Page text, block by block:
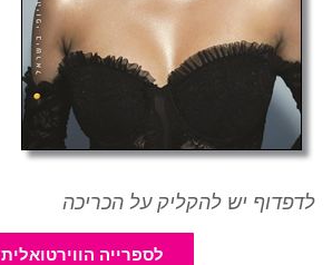
לדפדוף יש להקליק על הכריכה
לספרייה הווירטואלית